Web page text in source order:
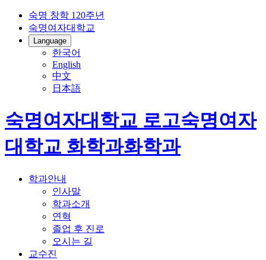
숙명 창학 120주년
숙명여자대학교
Language
한국어
English
中文
日本語
숙명여자대학교 로고숙명여자
대학교 화학과화학과
학과안내
인사말
학과소개
연혁
졸업 후 진로
오시는 길
교수진